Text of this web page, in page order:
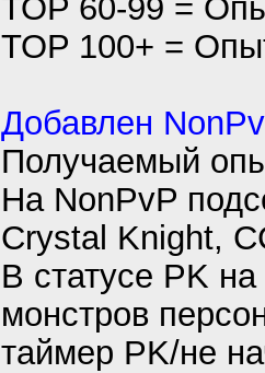
TOP 60-99 =
TOP 100+ =
Добавлен
Получаемый
На NonPvP
Crystal Knight,
В статусе PK
монстров
таймер PK/не